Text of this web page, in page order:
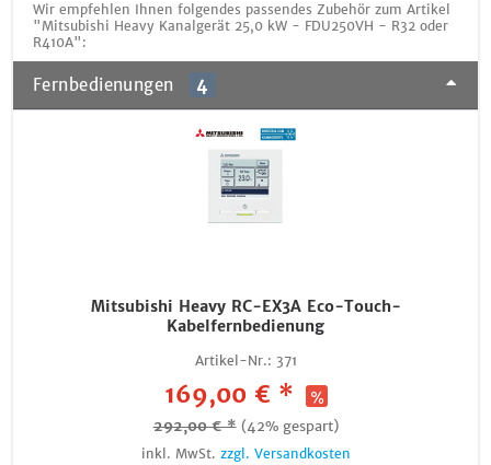
Wir empfehlen Ihnen folgendes passendes Zubehör zum Artikel
"Mitsubishi Heavy Kanalgerät 25,0 kW - FDU250VH - R32 oder
R410A":
Fernbedienungen 4
Mitsubishi Heavy RC-EX3A Eco-Touch-
Kabelfernbedienung
Artikel-Nr.: 371
169,00 € *
292,00 € * (42% gespart)
inkl. MwSt. zzgl. Versandkosten